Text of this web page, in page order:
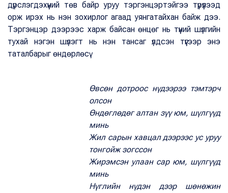
дүрслэгдэхүүний төв байр уруу тэргэнцэртэйгээ түрүүлээд
орж ирэх нь нэн зохирлог агаад уянгатайхан байж дээ.
Тэргэнцэр дээрээс харж байсан өнцөг нь түүний шүлгийн
тухай нэгэн шүлэгт нь нэн тансаг үлдсэн түүгээр энэ
таталбарыг өндөрлөсү.
Өвсөн дотроос нүдээрээ тэмтэрч
олсон
Өндөглөдөг алтан зүү юм, шүлгүүд
минь
Жил сарын хавцал дээрээс ус уруу
тонгойж зогссон
Жирэмсэн улаан сар юм, шүлгүүд
минь
Нүглийн нүдэн дээр шөнөжин